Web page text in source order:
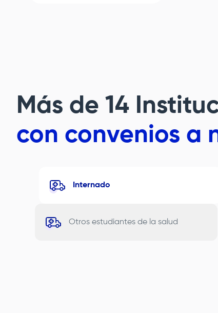
Más de 14
con convenios a
Internado
Otros estudiantes de la salud